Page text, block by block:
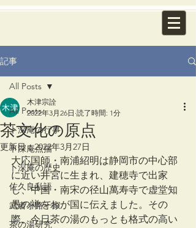
記事
All Posts
卜深庵の行事
卜深庵点描
卜深庵の歴史
佐久良私語
武者小路千家
茶の湯研究
All Posts
茶文化の原点
木津宗詮
2022年3月26日 読了時間: 1分
更新日：2022年3月27日
大応国師・南浦紹明は静岡市の中心部
に近い井宮に生まれ、建穂寺で出家
し、中国・南宋の径山萬寿寺で虚堂知
愚の禅をわが国に伝えました。その
際、今日茶の湯のもっとも格式の高い